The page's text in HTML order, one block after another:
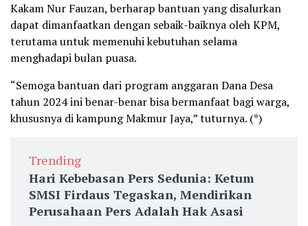
Kakam Nur Fauzan, berharap bantuan yang disalurkan
dapat dimanfaatkan dengan sebaik-baiknya oleh KPM,
terutama untuk memenuhi kebutuhan selama
menghadapi bulan puasa.
“Semoga bantuan dari program anggaran Dana Desa
tahun 2024 ini benar-benar bisa bermanfaat bagi warga,
khususnya di kampung Makmur Jaya,” tuturnya. (*)
Trending
Hari Kebebasan Pers Sedunia: Ketum
SMSI Firdaus Tegaskan, Mendirikan
Perusahaan Pers Adalah Hak Asasi